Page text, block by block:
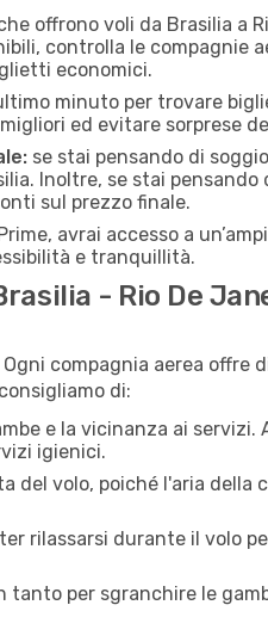
offrono voli da Brasilia a
controlla le compagnie
economici.
minuto per trovare
ed evitare sorprese
se stai pensando di
Inoltre, se stai
sul prezzo finale.
avrai accesso a
e tranquillità.
- Rio De
compagnia aerea offre
di:
e la vicinanza ai servizi.
igienici.
del volo, poiché l'aria della
rilassarsi durante il volo
per sgranchire le